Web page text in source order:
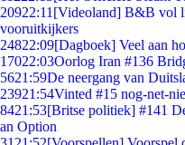
20922:11 [Videoland] B&B vol
vooruitkijkers
24822:09[Dagboek] Veel aan
17022:03Oorlog Iran #136
5621:59De neergang van
23921:54Vinted #15 nog-net-
8421:53[Britse politiek] #141
an Option